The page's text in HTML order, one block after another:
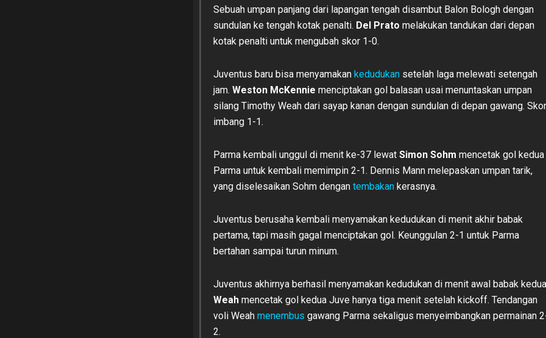
Sebuah umpan panjang dari lapangan tengah disambut Balon Bologh dengan
sundulan ke tengah kotak penalti. Del Prato melakukan tandukan dari depan
kotak penalti untuk mengubah skor 1-0.
Juventus baru bisa menyamakan kedudukan setelah laga melewati setengah
jam. Weston McKennie menciptakan gol balasan usai menuntaskan umpan
silang Timothy Weah dari sayap kanan dengan sundulan di depan gawang. Skor
imbang 1-1.
Parma kembali unggul di menit ke-37 lewat Simon Sohm mencetak gol kedua
Parma untuk kembali memimpin 2-1. Dennis Mann melepaskan umpan tarik,
yang diselesaikan Sohm dengan tembakan kerasnya.
Juventus berusaha kembali menyamakan kedudukan di menit akhir babak
pertama, tapi masih gagal menciptakan gol. Keunggulan 2-1 untuk Parma
bertahan sampai turun minum.
Juventus akhirnya berhasil menyamakan kedudukan di menit awal babak
Weah mencetak gol kedua Juve hanya tiga menit setelah kickoff. Tendangan
voli Weah menembus gawang Parma sekaligus menyeimbangkan permainan
2.